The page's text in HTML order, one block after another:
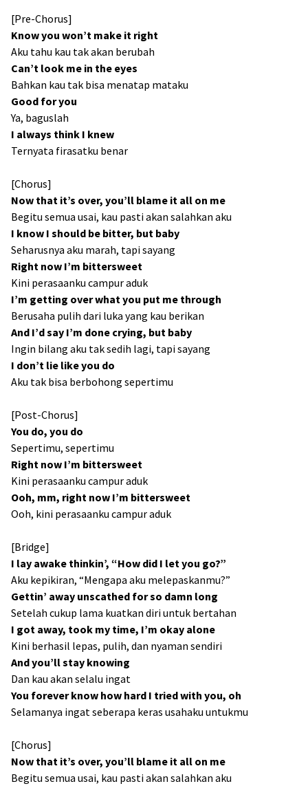
[Pre-Chorus]
Know you won’t make it right
Aku tahu kau tak akan berubah
Can’t look me in the eyes
Bahkan kau tak bisa menatap mataku
Good for you
Ya, baguslah
I always think I knew
Ternyata firasatku benar
[Chorus]
Now that it’s over, you’ll blame it all on me
Begitu semua usai, kau pasti akan salahkan aku
I know I should be bitter, but baby
Seharusnya aku marah, tapi sayang
Right now I’m bittersweet
Kini perasaanku campur aduk
I’m getting over what you put me through
Berusaha pulih dari luka yang kau berikan
And I’d say I’m done crying, but baby
Ingin bilang aku tak sedih lagi, tapi sayang
I don’t lie like you do
Aku tak bisa berbohong sepertimu
[Post-Chorus]
You do, you do
Sepertimu, sepertimu
Right now I’m bittersweet
Kini perasaanku campur aduk
Ooh, mm, right now I’m bittersweet
Ooh, kini perasaanku campur aduk
[Bridge]
I lay awake thinkin’, “How did I let you go?”
Aku kepikiran, “Mengapa aku melepaskanmu?”
Gettin’ away unscathed for so damn long
Setelah cukup lama kuatkan diri untuk bertahan
I got away, took my time, I’m okay alone
Kini berhasil lepas, pulih, dan nyaman sendiri
And you’ll stay knowing
Dan kau akan selalu ingat
You forever know how hard I tried with you, oh
Selamanya ingat seberapa keras usahaku untukmu
[Chorus]
Now that it’s over, you’ll blame it all on me
Begitu semua usai, kau pasti akan salahkan aku